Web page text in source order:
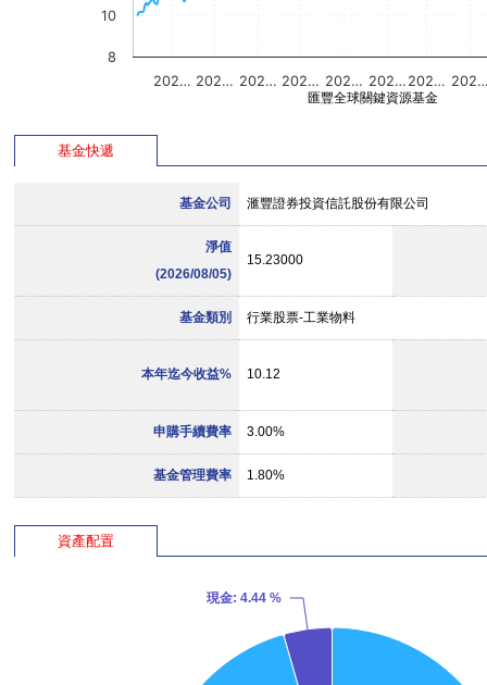
202… 202… 202… 202… 202… 202… 202…
8
10
匯豐全球關鍵資源基金
基金快遞
基金公司 滙豐證券投資信託股份有限公司
淨值
(2026/08/05)
15.23000
基金類別 行業股票-工業物料
本年迄今收益% 10.12
申購手續費率 3.00%
基金管理費率 1.80%
資產配置
現金: 4.44 %